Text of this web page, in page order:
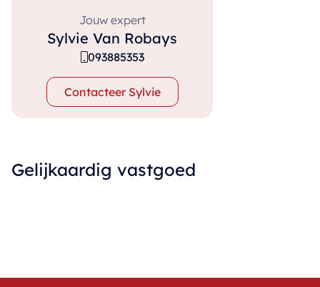
Jouw expert
Sylvie Van Robays
093885353
Contacteer Sylvie
Gelijkaardig vastgoed